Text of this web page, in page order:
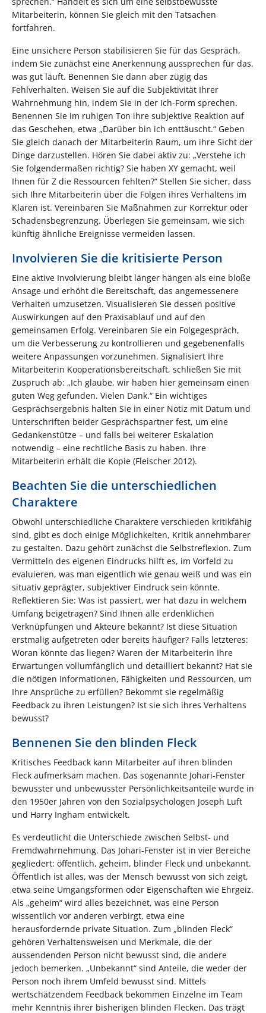
Mitarbeiterin, können Sie gleich mit den Tatsachen
fortfahren.
Eine unsichere Person stabilisieren Sie für das Gespräch,
indem Sie zunächst eine Anerkennung aussprechen für das,
was gut läuft. Benennen Sie dann aber zügig das
Fehlverhalten. Weisen Sie auf die Subjektivität Ihrer
Wahrnehmung hin, indem Sie in der Ich-Form sprechen.
Benennen Sie im ruhigen Ton ihre subjektive Reaktion auf
das Geschehen, etwa „Darüber bin ich enttäuscht.“ Geben
Sie gleich danach der Mitarbeiterin Raum, um ihre Sicht der
Dinge darzustellen. Hören Sie dabei aktiv zu: „Verstehe ich
Sie folgendermaßen richtig? Sie haben XY gemacht, weil
Ihnen für Z die Ressourcen fehlten?“ Stellen Sie sicher, dass
sich Ihre Mitarbeiterin über die Folgen ihres Verhaltens im
Klaren ist. Vereinbaren Sie Maßnahmen zur Korrektur oder
Schadensbegrenzung. Überlegen Sie gemeinsam, wie sich
künftig ähnliche Ereignisse vermeiden lassen.
Involvieren Sie die kritisierte Person
Eine aktive Involvierung bleibt länger hängen als eine bloße
Ansage und erhöht die Bereitschaft, das angemessenere
Verhalten umzusetzen. Visualisieren Sie dessen positive
Auswirkungen auf den Praxisablauf und auf den
gemeinsamen Erfolg. Vereinbaren Sie ein Folgegespräch,
um die Verbesserung zu kontrollieren und gegebenenfalls
weitere Anpassungen vorzunehmen. Signalisiert Ihre
Mitarbeiterin Kooperationsbereitschaft, schließen Sie mit
Zuspruch ab: „Ich glaube, wir haben hier gemeinsam einen
guten Weg gefunden. Vielen Dank.“ Ein wichtiges
Gesprächsergebnis halten Sie in einer Notiz mit Datum und
Unterschriften beider Gesprächspartner fest, um eine
Gedankenstütze – und falls bei weiterer Eskalation
notwendig – eine rechtliche Basis zu haben. Ihre
Mitarbeiterin erhält die Kopie (Fleischer 2012).
Beachten Sie die unterschiedlichen
Charaktere
Obwohl unterschiedliche Charaktere verschieden kritikfähig
sind, gibt es doch einige Möglichkeiten, Kritik annehmbarer
zu gestalten. Dazu gehört zunächst die Selbstreflexion. Zum
Vermitteln des eigenen Eindrucks hilft es, im Vorfeld zu
evaluieren, was man eigentlich wie genau weiß und was ein
situativ geprägter, subjektiver Eindruck sein könnte.
Reflektieren Sie: Was ist passiert, wer hat dazu in welchem
Umfang beigetragen? Sind Ihnen alle erdenklichen
Verknüpfungen und Akteure bekannt? Ist diese Situation
erstmalig aufgetreten oder bereits häufiger? Falls letzteres:
Woran könnte das liegen? Waren der Mitarbeiterin Ihre
Erwartungen vollumfänglich und detailliert bekannt? Hat sie
die nötigen Informationen, Fähigkeiten und Ressourcen, um
Ihre Ansprüche zu erfüllen? Bekommt sie regelmäßig
Feedback zu ihren Leistungen? Ist sie sich ihres Verhaltens
bewusst?
Bennenen Sie den blinden Fleck
Kritisches Feedback kann Mitarbeiter auf ihren blinden
Fleck aufmerksam machen. Das sogenannte Johari-Fenster
bewusster und unbewusster Persönlichkeitsanteile wurde in
den 1950er Jahren von den Sozialpsychologen Joseph Luft
und Harry Ingham entwickelt.
Es verdeutlicht die Unterschiede zwischen Selbst- und
Fremdwahrnehmung. Das Johari-Fenster ist in vier Bereiche
gegliedert: öffentlich, geheim, blinder Fleck und unbekannt.
Öffentlich ist alles, was der Mensch bewusst von sich zeigt,
etwa seine Umgangsformen oder Eigenschaften wie Ehrgeiz.
Als „geheim“ wird alles bezeichnet, was eine Person
wissentlich vor anderen verbirgt, etwa eine
herausfordernde private Situation. Zum „blinden Fleck“
gehören Verhaltensweisen und Merkmale, die der
aussendenden Person nicht bewusst sind, die andere
jedoch bemerken. „Unbekannt“ sind Anteile, die weder der
Person noch ihrem Umfeld bewusst sind. Mittels
wertschätzendem Feedback bekommen Einzelne im Team
mehr Kenntnis ihrer bisherigen blinden Flecken. Das trägt